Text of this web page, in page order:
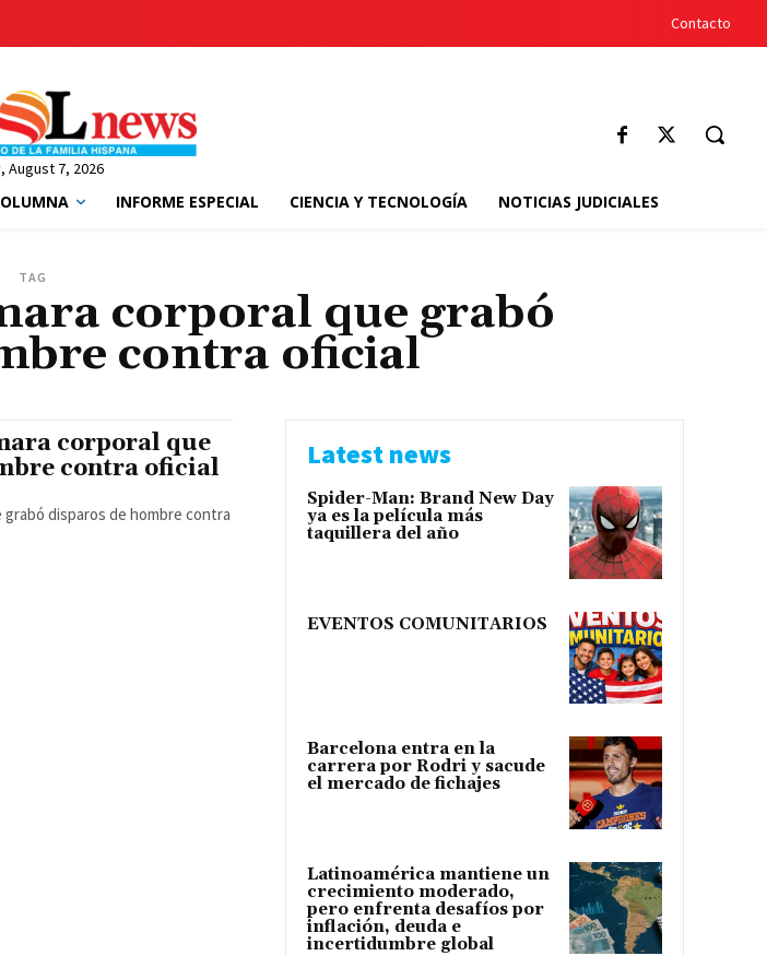
Contacto
August 7, 2026
INFORME ESPECIAL CIENCIA Y TECNOLOGÍA NOTICIAS JUDICIALES
TAG
corporal que grabó
contra oficial
corporal que
contra oficial
disparos de hombre contra
Latest news
Spider-Man: Brand New Day
ya es la película más
taquillera del año
EVENTOS COMUNITARIOS
Barcelona entra en la
carrera por Rodri y sacude
el mercado de fichajes
Latinoamérica mantiene un
crecimiento moderado,
pero enfrenta desafíos por
inflación, deuda e
incertidumbre global